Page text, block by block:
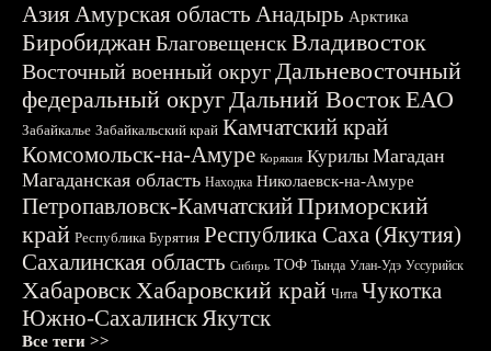
АзияАмурская область Анадырь Арктика
БиробиджанБлаговещенскВладивосток
Восточный военный округДальневосточный
федеральный округДальний ВостокЕАО
Забайкалье Забайкальский край Камчатский край
Комсомольск-на-Амуре Корякия Курилы Магадан
Магаданская область Находка Николаевск-на-Амуре
Петропавловск-КамчатскийПриморский
край Республика Бурятия Республика Саха (Якутия)
Сахалинская область Сибирь ТОФ Тында Улан-Удэ Уссурийск
ХабаровскХабаровский край Чита Чукотка
Южно-СахалинскЯкутск
Все теги >>